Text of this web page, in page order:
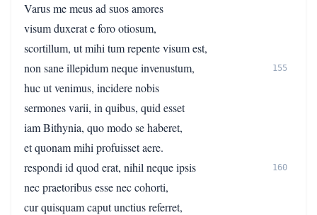
Varus me meus ad suos amores
visum duxerat e foro otiosum,
scortillum, ut mihi tum repente visum est,
non sane illepidum neque invenustum,
155
huc ut venimus, incidere nobis
sermones varii, in quibus, quid esset
iam Bithynia, quo modo se haberet,
et quonam mihi profuisset aere.
respondi id quod erat, nihil neque ipsis
160
nec praetoribus esse nec cohorti,
cur quisquam caput unctius referret,